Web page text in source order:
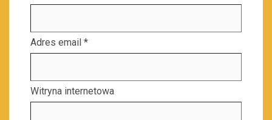
Adres email *
Witryna internetowa